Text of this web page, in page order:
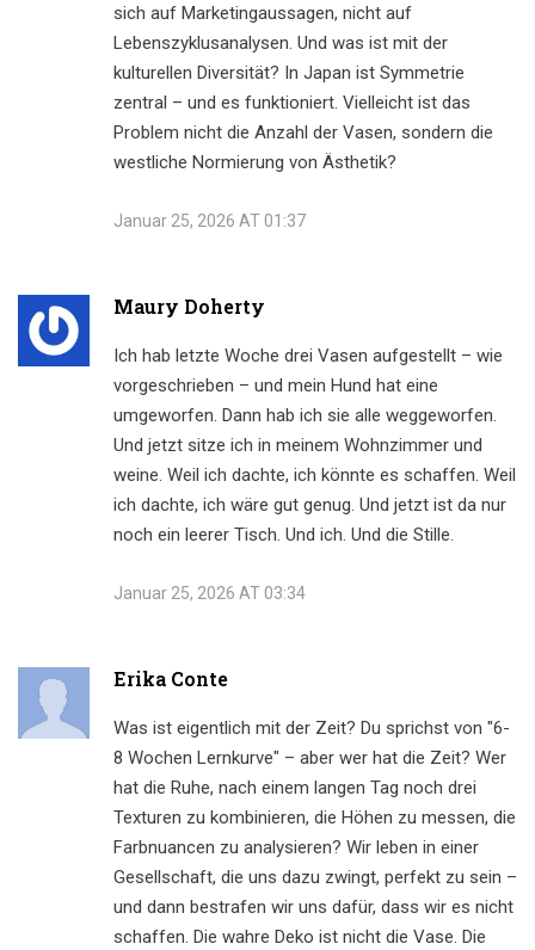
sich auf Marketingaussagen, nicht auf
Lebenszyklusanalysen. Und was ist mit der
kulturellen Diversität? In Japan ist Symmetrie
zentral – und es funktioniert. Vielleicht ist das
Problem nicht die Anzahl der Vasen, sondern die
westliche Normierung von Ästhetik?
Januar 25, 2026 AT 01:37
Maury Doherty
Ich hab letzte Woche drei Vasen aufgestellt – wie
vorgeschrieben – und mein Hund hat eine
umgeworfen. Dann hab ich sie alle weggeworfen.
Und jetzt sitze ich in meinem Wohnzimmer und
weine. Weil ich dachte, ich könnte es schaffen. Weil
ich dachte, ich wäre gut genug. Und jetzt ist da nur
noch ein leerer Tisch. Und ich. Und die Stille.
Januar 25, 2026 AT 03:34
Erika Conte
Was ist eigentlich mit der Zeit? Du sprichst von "6-
8 Wochen Lernkurve" – aber wer hat die Zeit? Wer
hat die Ruhe, nach einem langen Tag noch drei
Texturen zu kombinieren, die Höhen zu messen, die
Farbnuancen zu analysieren? Wir leben in einer
Gesellschaft, die uns dazu zwingt, perfekt zu sein –
und dann bestrafen wir uns dafür, dass wir es nicht
schaffen. Die wahre Deko ist nicht die Vase. Die